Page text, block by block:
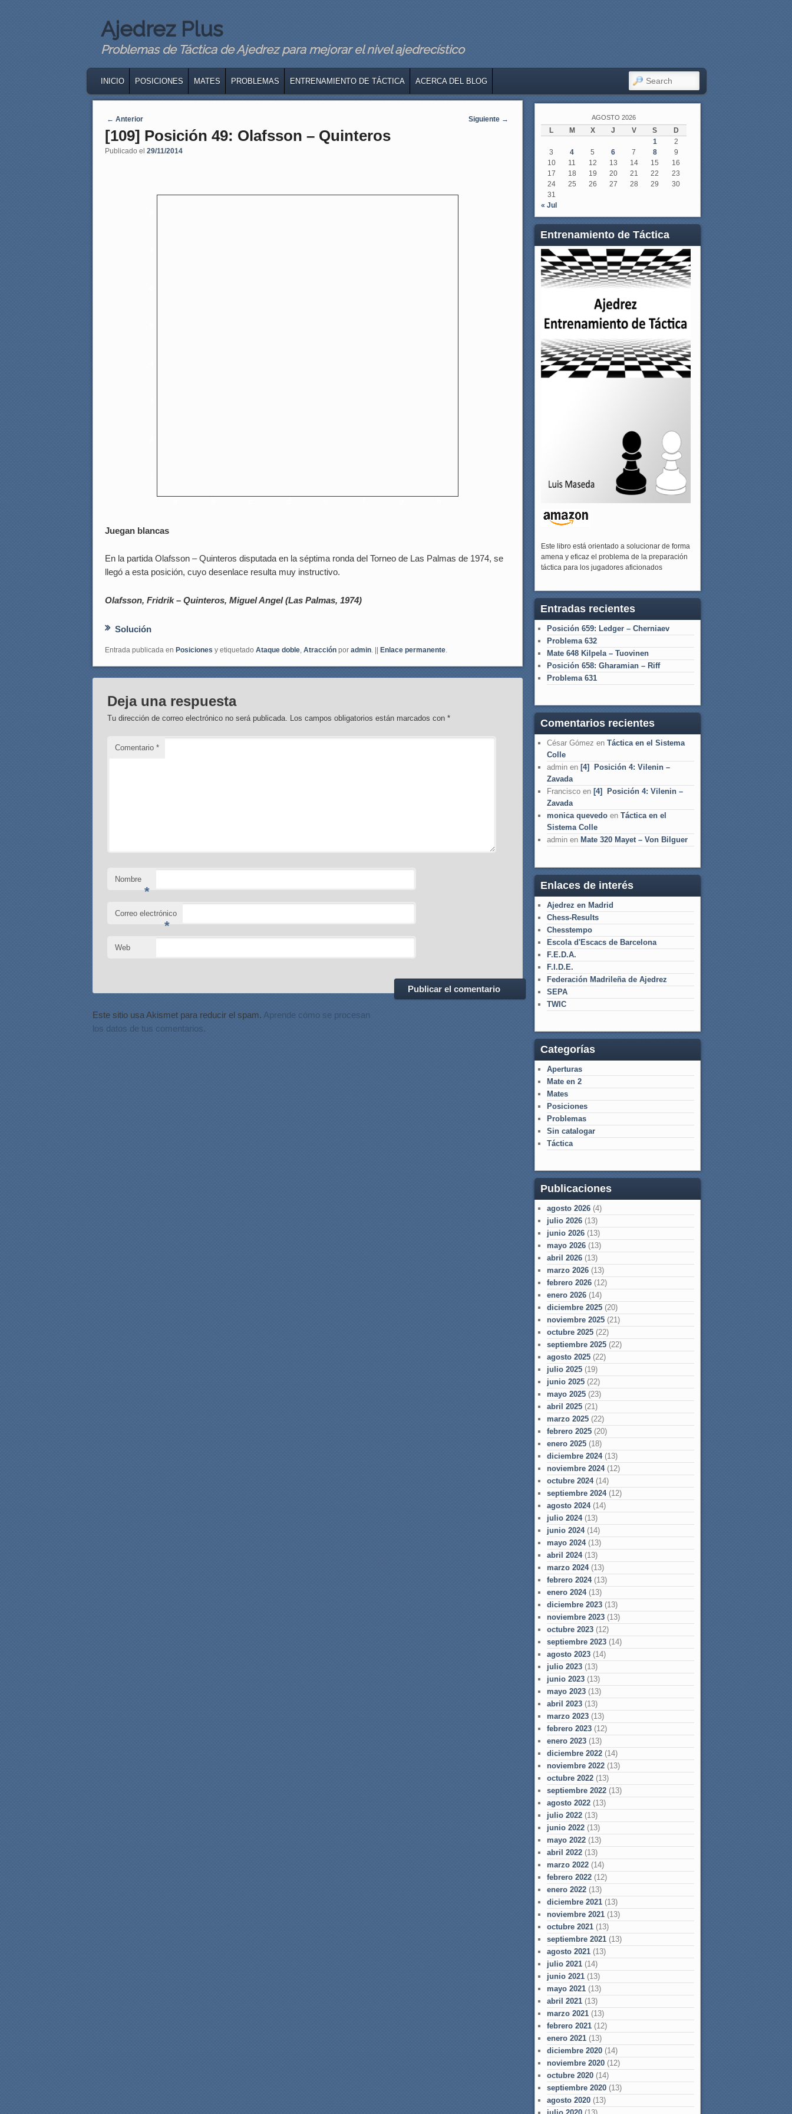
Ajedrez Plus
Problemas de Táctica de Ajedrez para mejorar el nivel ajedrecístico
SKIP TO PRIMARY CONTENT
SKIP TO SECONDARY CONTENT
INICIO POSICIONES MATES PROBLEMAS ENTRENAMIENTO DE TÁCTICA ACERCA DEL BLOG SEARCH
Navegaci�n de entradas
← Anterior Siguiente →
[109] Posición 49: Olafsson – Quinteros
Publicado el 29/11/2014
Juegan blancas
En la partida Olafsson – Quinteros disputada en la séptima ronda del Torneo de Las Palmas de 1974, se
llegó a esta posición, cuyo desenlace resulta muy instructivo.
Olafsson, Fridrik – Quinteros, Miguel Angel (Las Palmas, 1974)
Solución
Entrada publicada en Posiciones y etiquetado Ataque doble, Atracción por admin. || Enlace permanente.
Deja una respuesta
Tu dirección de correo electrónico no será publicada. Los campos obligatorios están marcados con*
Comentario*
Nombre
*
Correo electrónico
*
Web
Este sitio usa Akismet para reducir el spam. Aprende cómo se procesan
los datos de tus comentarios.
AGOSTO 2026
L M X J V S
D
1
2
3
4 5 6 7 8
9
10
11 12 13 14 15
16
17
18 19 20 21 22
23
24
25 26 27 28 29
30
31
« Jul
Entrenamiento de Táctica
Este libro está orientado a solucionar de forma
amena y eficaz el problema de la preparación
táctica para los jugadores aficionados
Entradas recientes
Posición 659: Ledger – Cherniaev
Problema 632
Mate 648 Kilpela – Tuovinen
Posición 658: Gharamian – Riff
Problema 631
Comentarios recientes
César Gómez en Táctica en el Sistema
Colle
admin en [4] Posición 4: Vilenin –
Zavada
Francisco en [4] Posición 4: Vilenin –
Zavada
monica quevedo en Táctica en el
Sistema Colle
admin en Mate 320 Mayet – Von Bilguer
Enlaces de interés
Ajedrez en Madrid
Chess-Results
Chesstempo
Escola d'Escacs de Barcelona
F.E.D.A.
F.I.D.E.
Federación Madrileña de Ajedrez
SEPA
TWIC
Categorías
Aperturas
Mate en 2
Mates
Posiciones
Problemas
Sin catalogar
Táctica
Publicaciones
agosto 2026 (4)
julio 2026 (13)
junio 2026 (13)
mayo 2026 (13)
abril 2026 (13)
marzo 2026 (13)
febrero 2026 (12)
enero 2026 (14)
diciembre 2025 (20)
noviembre 2025 (21)
octubre 2025 (22)
septiembre 2025 (22)
agosto 2025 (22)
julio 2025 (19)
junio 2025 (22)
mayo 2025 (23)
abril 2025 (21)
marzo 2025 (22)
febrero 2025 (20)
enero 2025 (18)
diciembre 2024(13)
noviembre 2024(12)
octubre 2024(14)
septiembre 2024(12)
agosto 2024(14)
julio 2024(13)
junio 2024(14)
mayo 2024(13)
abril 2024(13)
marzo 2024(13)
febrero 2024(13)
enero 2024(13)
diciembre 2023 (13)
noviembre 2023 (13)
octubre 2023 (12)
septiembre 2023 (14)
agosto 2023 (14)
julio 2023 (13)
junio 2023 (13)
mayo 2023 (13)
abril 2023 (13)
marzo 2023 (13)
febrero 2023 (12)
enero 2023 (13)
diciembre 2022 (14)
noviembre 2022 (13)
octubre 2022 (13)
septiembre 2022 (13)
agosto 2022 (13)
julio 2022 (13)
junio 2022 (13)
mayo 2022 (13)
abril 2022 (13)
marzo 2022 (14)
febrero 2022 (12)
enero 2022 (13)
diciembre 2021 (13)
noviembre 2021 (13)
octubre 2021 (13)
septiembre 2021 (13)
agosto 2021 (13)
julio 2021 (14)
junio 2021 (13)
mayo 2021 (13)
abril 2021 (13)
marzo 2021 (13)
febrero 2021 (12)
enero 2021 (13)
diciembre 2020 (14)
noviembre 2020 (12)
octubre 2020 (14)
septiembre 2020 (13)
agosto 2020 (13)